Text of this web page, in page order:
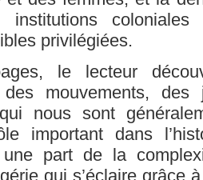
institutions
privilégiées.
le lecteur
des mouvements,
nous sont
important dans
une part de la
qui s’éclaire grâce